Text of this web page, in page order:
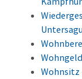
Wohnsitz